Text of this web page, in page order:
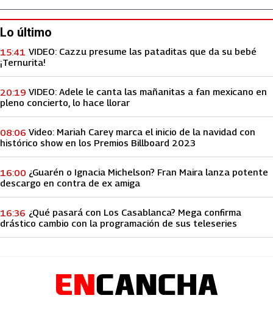
Lo último
VIDEO: Cazzu presume las pataditas que da su bebé
¡Ternurita!
15:41
VIDEO: Adele le canta las mañanitas a fan mexicano en
pleno concierto, lo hace llorar
20:19
Video: Mariah Carey marca el inicio de la navidad con
histórico show en los Premios Billboard 2023
08:06
¿Guarén o Ignacia Michelson? Fran Maira lanza potente
descargo en contra de ex amiga
16:00
¿Qué pasará con Los Casablanca? Mega confirma
drástico cambio con la programación de sus teleseries
16:36